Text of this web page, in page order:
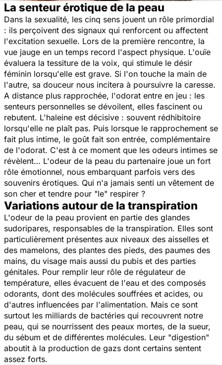
La senteur érotique de la peau
Dans la sexualité, les cinq sens jouent un rôle primordial
: ils perçoivent des signaux qui renforcent ou affectent
l'excitation sexuelle. Lors de la première rencontre, la
vue jauge en un temps record l'aspect physique. L'ouïe
évaluera la tessiture de la voix, qui stimule le désir
féminin lorsqu'elle est grave. Si l'on touche la main de
l'autre, sa douceur nous incitera à poursuivre la caresse.
A distance plus rapprochée, l'odorat entre en jeu : les
senteurs personnelles se dévoilent, elles fascinent ou
rebutent. L'haleine est décisive : souvent rédhibitoire
lorsqu'elle ne plaît pas. Puis lorsque le rapprochement se
fait plus intime, le goût fait son entrée, complémentaire
de l'odorat. C'est à ce moment que les odeurs intimes se
révèlent… L'odeur de la peau du partenaire joue un fort
rôle émotionnel, nous embarquant parfois vers des
souvenirs érotiques. Qui n'a jamais senti un vêtement de
son cher et tendre pour "le" respirer ?
Variations autour de la transpiration
L'odeur de la peau provient en partie des glandes
sudoripares, responsables de la transpiration. Elles sont
particulièrement présentes aux niveaux des aisselles et
des mamelons, des plantes des pieds, des paumes des
mains, du visage mais aussi du pubis et des parties
génitales. Pour remplir leur rôle de régulateur de
température, elles évacuent de l'eau et des composés
odorants, dont des molécules souffrées et acides, ou
d'autres influencées par l'alimentation. Mais ce sont
surtout les milliards de bactéries qui recouvrent notre
peau, qui se nourrissent des peaux mortes, de la sueur,
du sébum et de différentes molécules. Leur "digestion"
aboutit à la production de gazs dont certains sentent
assez forts.